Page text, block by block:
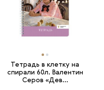
Тетрадь в клетку на
спирали 60л. Валентин
Серов «Дев...